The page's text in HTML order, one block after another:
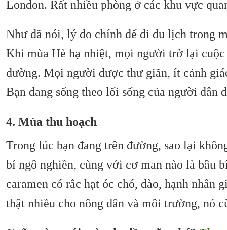
London. Rất nhiều phòng ở các khu vực
Như đã nói, lý do chính để đi du lịch trong
Khi mùa Hè hạ nhiệt, mọi người trở lại cuộc
đường. Mọi người được thư giãn, ít cảnh
Bạn đang sống theo lối sống của người dân
4. Mùa thu hoạch
Trong lúc bạn đang trên đường, sao lại
bí ngô nghiền, cùng với cơ man nào là bầu
caramen có rắc hạt óc chó, đào, hạnh
thật nhiều cho nông dân và môi trường, nó